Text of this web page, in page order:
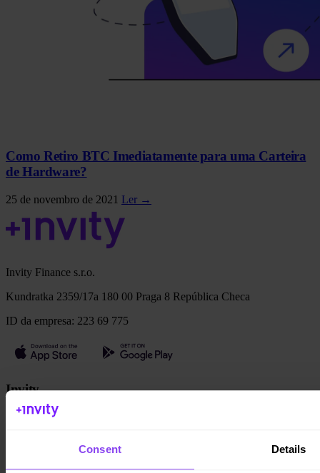
Consent Details
Como Retiro BTC Imediatamente para uma Carteira
de Hardware?
25 de novembro de 2021 Ler →
Invity Finance s.r.o.
Kundratka 2359/17a 180 00 Praga 8 República Checa
ID da empresa: 223 69 775
Invity
Pessoal
Turbo Compra
Ganhe Bitcoin